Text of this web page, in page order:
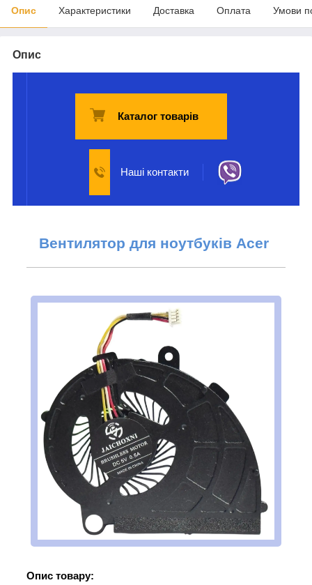
Опис Характеристики Доставка Оплата Умови
Опис
Каталог товарів
Наші контакти
Вентилятор для ноутбуків Acer
Опис товару: